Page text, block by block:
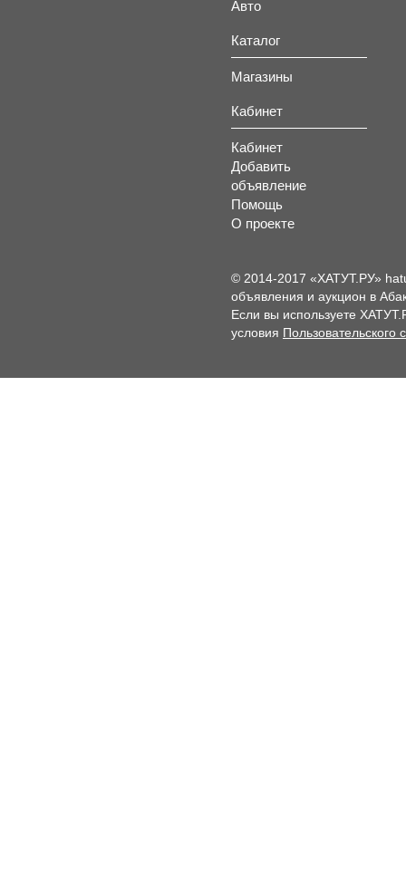
Авто
Каталог
Магазины
Кабинет
Кабинет
Добавить
объявление
Помощь
О проекте
© 2014-2017 «ХАТУТ.РУ»
объявления и аукцион в
Если вы используете
условия Пользовательского